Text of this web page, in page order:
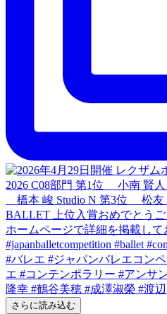
さらに読み込む